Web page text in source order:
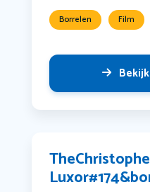
Borrelen Film